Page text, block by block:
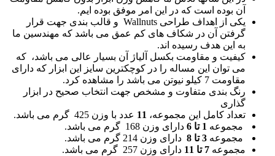
آن بوده است که در این امر موفق بوده ایم.
یکی از اهداف طراحی Wallnuts و قالب بندی جهت قرار
گرفتن آن در شکاف های کم عمق می باشد که مهندسین ما
به این هدف رسیده اند.
کیفیت و مقاومت بکسل آلیاژ آن بسیار عالی می باشد، که
می توان این مساله را در کوچکترین سایز این ابزار که دارای
مقاومت 7 کیلو نیوتن می باشد را مشاهده کرد.
رنگ بندی متفاوت و مشخص جهت انتخاب صحیح در ابزار
گذاری
تعداد کامل این مجموعه، 11 عدد با وزن 425 گرم می باشد.
مجموعه
دارای وزن 168 گرم می باشد.
مجموعه
دارای وزن 214 گرم می باشد.
مجموعه
دارای وزن 257 گرم می باشد.